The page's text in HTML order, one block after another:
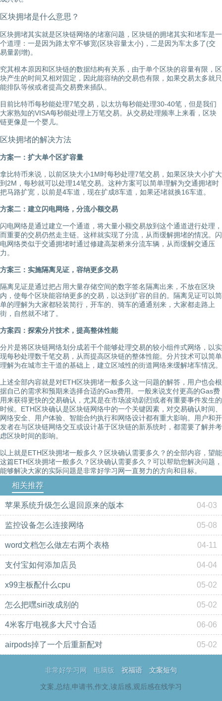
区块拥堵是什么意思？
区块拥堵其实就是区块链网络的堵塞问题，区块链的拥堵其实和堵车是一
个道理：一是因为路太窄不够宽(区块容量太小)，二是因为车太多了(交
易量剧增)。
究其根本原因和区块链的数据结构有关系，由于单个区块的容量有限，区
块产生的时间又相对固定，因此能容纳的交易也有限，如果交易太多就只
能排队等候或者提高交易费来插队。
目前比特币每秒能处理7笔交易，以太坊每秒能处理30-40笔，但是我们
大家熟知的VISA每秒能处理上万笔交易。从交易处理频率上来看，区块
链更像是一个婴儿。
区块拥堵的解决方法
方案一：扩大单个区扩容量
拿比特币来说，以前区块大小1M时每秒处理7笔交易，如果区块大小扩大
到2M，每秒就可以处理14笔交易。这种方案可以简单理解为交通拥堵时
把马路扩宽，以前是4车道，现在扩成8车道，如果还堵就换16车道。
方案二：建立闪电网络，分流小额交易
闪电网络是通过建立一个通道，将大量小额交易放到这个通道进行处理，
而重要的交易仍然走主链。这样就实现了分流，从而缓解拥堵的情况。闪
电网络类似于交通拥堵时通过修建高架桥来分流车辆，从而缓解交通压
力。
方案三：实施隔离见证，容纳更多交易
隔离见证是通过把占用大量存储空间的数字签名隔离出来，不放在区块
内，使每个区块能容纳更多的交易，以达到扩容的目的。隔离见证可以简
单的理解为大家都轻装简行，开车的、骑车的通通别来，大家都走路上
街，自然就不堵了。
方案四：探索分片技术，提高整体性能
分片是将区块链网络划分成若干个能够处理交易的较小组件式网络，以实
现每秒处理数千笔交易，从而提高区块链的整体性能。分片技术可以简单
理解为在城市主干道的基础上，建立区域性的街道网络来缓解堵车情况。
上述全部内容就是对ETH区块拥堵一般多久这一问题的解答，用户也会根
据自己的需求和预期来选择合适的Gas费用。一般来说支付更高的Gas费
用来获得更快的交易确认，尤其是在市场波动剧烈或者有重要事件发生的
时候。ETH区块确认是区块链网络中的一个关键因素，对交易确认时间、
网络安全、用户体验、智能合约执行和网络设计都有重大影响。用户和开
发者在与区块链网络交互或设计基于区块链的新系统时，都需要了解并考
虑区块时间的影响。
以上就是ETH区块拥堵一般多久？区块确认需要多久？的全部内容，望能
这篇ETH区块拥堵一般多久？区块确认需要多久？可以帮助您解决问题，
能够解决大家的实际问题是非常好学习网一直努力的方向和目标。
相关推荐
苹果系统升级怎么退回原来的版本 04-03
监控设备怎么连接网络 05-08
word文档怎么做左右两个表格 04-11
支付宝如何添加店员 04-04
x99主板配什么cpu 05-02
怎么把嘿siri改成别的 05-02
4米客厅电视多大尺寸合适 06-06
airpods掉了一个后重新配对 05-02
非常好学习网 电脑版 祝福语 文案短句
文案,总结,申请书,作文,读后感,观后感在线学习